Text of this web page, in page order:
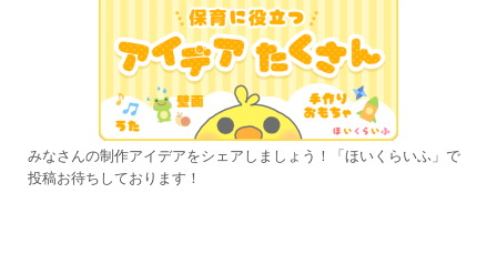
みなさんの制作アイデアをシェアしましょう！「ほいくらいふ」で
投稿お待ちしております！